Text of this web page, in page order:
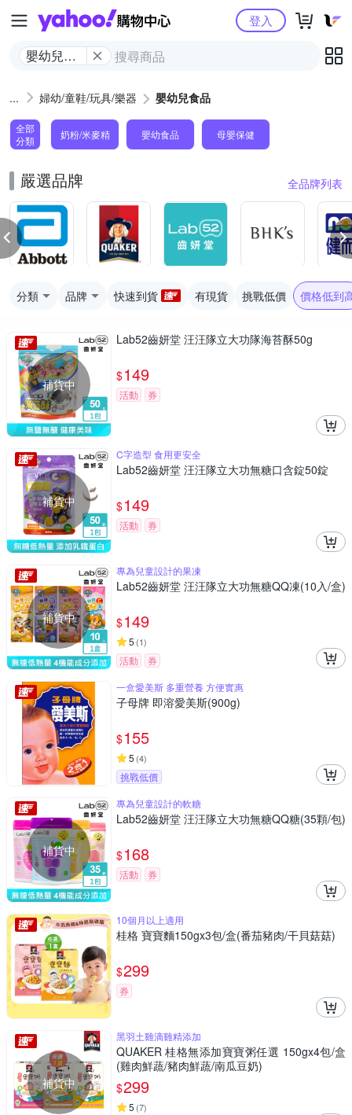
Yahoo購物中心
嬰幼兒食
登入
婦幼/童鞋/玩具/樂器 嬰幼兒食品
全部
分類
奶粉/米麥精 嬰幼食品 母嬰保健
嚴選品牌 全品牌列表
分類 品牌 快速到貨 有現貨 挑戰低價 價格低到
補貨中
Lab52齒妍堂 汪汪隊立大功隊海苔酥50g
$149
活動 券
補貨中
C字造型 食用更安全
Lab52齒妍堂 汪汪隊立大功無糖口含錠50錠
$149
活動 券
補貨中
專為兒童設計的果凍
Lab52齒妍堂 汪汪隊立大功無糖QQ凍(10入/盒)
$149
5 (1)
活動
券
一盒愛美斯 多重營養 方便實惠
子母牌 即溶愛美斯(900g)
$155
5 (4)
挑戰低價
補貨中
專為兒童設計的軟糖
Lab52齒妍堂 汪汪隊立大功無糖QQ糖(35顆/包)
$168
活動 券
10個月以上適用
桂格 寶寶麵150gx3包/盒(番茄豬肉/干貝菇菇)
$299
券
補貨中
黑羽土雞滴雞精添加
QUAKER 桂格無添加寶寶粥任選 150gx4包/盒
(雞肉鮮蔬/豬肉鮮蔬/南瓜豆奶)
$299
5 (7)